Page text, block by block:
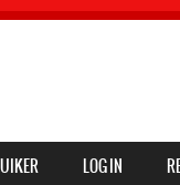
LOG IN